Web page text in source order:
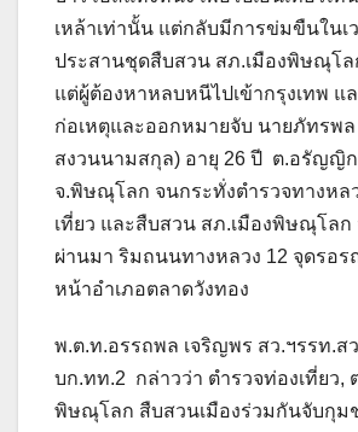
เหล้าเท่านั้น แต่กลับมีการข่มขืนในเ
ประสานชุดสืบสวน สภ.เมืองพิษณุโล
แต่ผู้ต้องหาหลบหนีไปเข้ากรุงเทพ แ
ก่อเหตุและออกหมายจับ นายภัทรพล
สงวนนามสกุล) อายุ 26 ปี ต.อรัญญิก
จ.พิษณุโลก จนกระทั่งตำรวจทางหล
เที่ยว และสืบสวน สภ.เมืองพิษณุโล
ผ่านมา ริมถนนทางหลวง 12 จุดรอร
หน้าอำเภอตลาดวังทอง
พ.ต.ท.อรรถพล เจริญพร สว.ฯรรท.ส
บก.ทท.2 กล่าวว่า ตำรวจท่องเที่ยว,
พิษณุโลก สืบสวนเมืองร่วมกันจับกุม